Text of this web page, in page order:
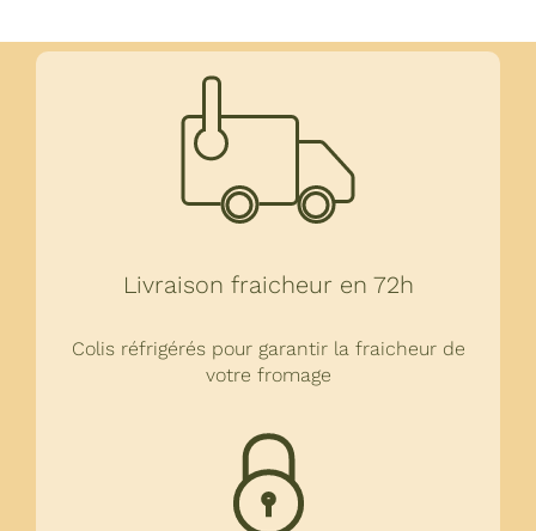
Livraison fraicheur en 72h
Colis réfrigérés pour garantir la fraicheur de
votre fromage